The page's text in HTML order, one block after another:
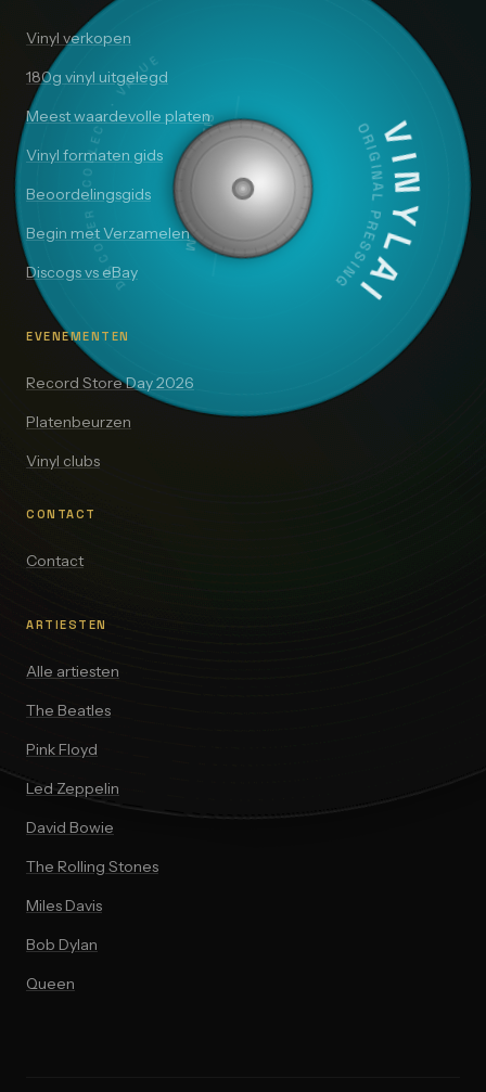
VINYLAI
ORIGINAL PRESSING
SIDE A — 33⅓ RPM
DISCOVER · COLLECT · VALUE
Vinyl verkopen
180g vinyl uitgelegd
Meest waardevolle platen
Vinyl formaten gids
Beoordelingsgids
Begin met Verzamelen
Discogs vs eBay
EVENEMENTEN
Record Store Day 2026
Platenbeurzen
Vinyl clubs
CONTACT
Contact
ARTIESTEN
Alle artiesten
The Beatles
Pink Floyd
Led Zeppelin
David Bowie
The Rolling Stones
Miles Davis
Bob Dylan
Queen